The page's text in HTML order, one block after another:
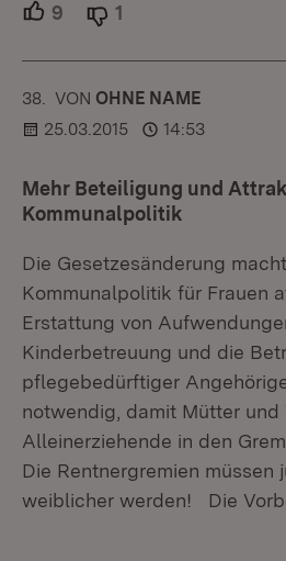
9 Unterstützer.
1
38. KOMMENTAR
VON :OHNE NAME
25.03.2015
14:53
Mehr Beteiligung und
Kommunalpolitik
Die Gesetzesänderung
Kommunalpolitik für Frauen
Erstattung von
Kinderbetreuung und die
pflegebedürftiger
notwendig, damit Mütter und
Alleinerziehende in den
Die Rentnergremien müssen
weiblicher werden! Die